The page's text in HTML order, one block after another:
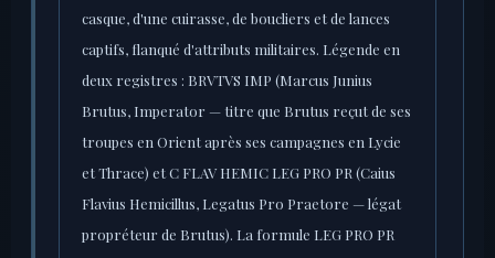
casque, d'une cuirasse, de boucliers et de lances
captifs, flanqué d'attributs militaires. Légende en
deux registres : BRVTVS IMP (Marcus Junius
Brutus, Imperator — titre que Brutus reçut de ses
troupes en Orient après ses campagnes en Lycie
et Thrace) et C FLAV HEMIC LEG PRO PR (Caius
Flavius Hemicillus, Legatus Pro Praetore — légat
propréteur de Brutus). La formule LEG PRO PR